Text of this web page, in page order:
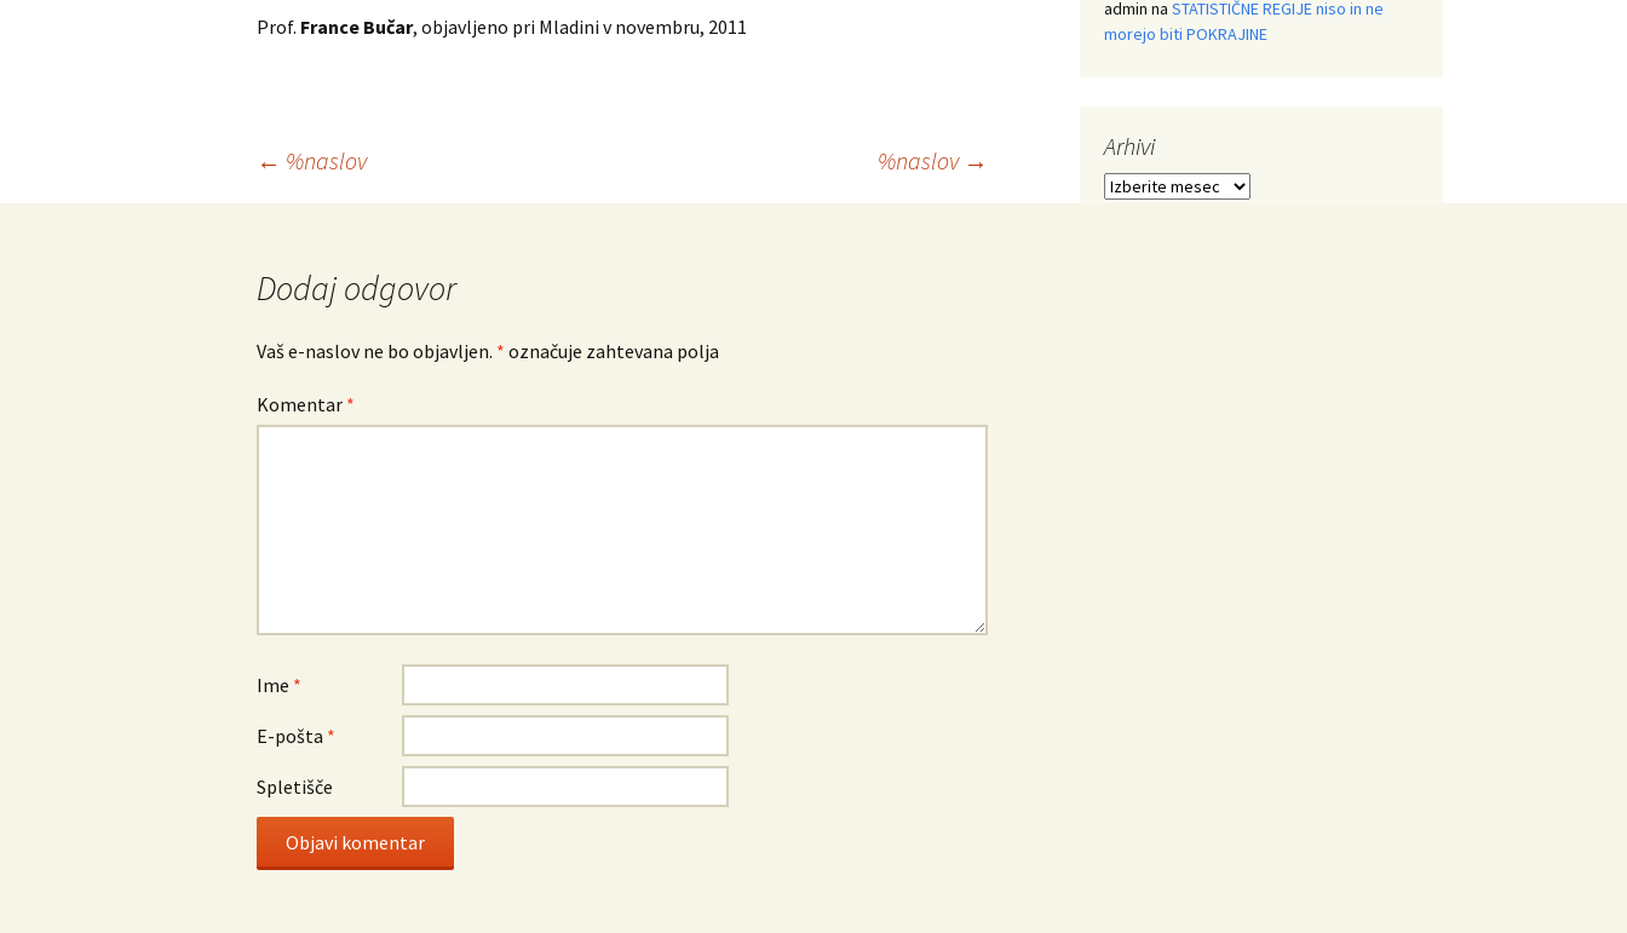
Prof. France Bučar, objavljeno pri Mladini v novembru, 2011
po
← %naslov %naslov →
Dodaj odgovor
Vaš e-naslov ne bo objavljen. * označuje zahtevana polja
Komentar *
Ime *
E-pošta *
Spletišče
admin na STATISTIČNE REGIJE niso in ne
morejo biti POKRAJINE
Arhivi
Arhivi